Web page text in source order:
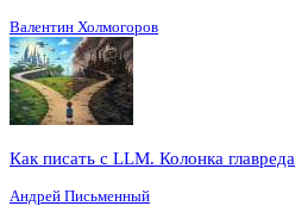
Валентин Холмогоров
Как писать с LLM. Колонка главреда
Андрей Письменный